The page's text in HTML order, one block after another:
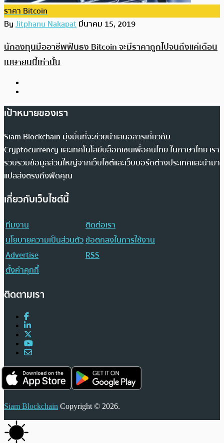
ราคา Bitcoin
ByJitphanu Nakapatมีนาคม 15, 2019
นักลงทุนมืออาชีพฟันธง Bitcoin จะมีราคาถูกไปจนถึงแค่เดือน
เมษายนนี้เท่านั้น
เป้าหมายของเรา
Siam Blockchain มุ่งมั่นที่จะช่วยนำเสนอสารเกี่ยวกับ
Cryptocurrency และเทคโนโลยีบล็อกเชนเพื่อคนไทย ในภาษาไทย เรา
รวบรวมข้อมูลส่วนใหญ่จากเว็บไซต์และเว็บบอร์ดต่างประเทศและนำมา
แปลส่งตรงถึงฟีดคุณ
เกี่ยวกับเว็บไซต์นี้
ทีมงาน
ติดต่อเรา
นโยบายความเป็นส่วนตัวข้อตกลงในการใช้งาน
Advertise
RSS
ตั้งค่าคุกกี้
ติดตามเรา
Siam Blockchain Copyright © 2026.